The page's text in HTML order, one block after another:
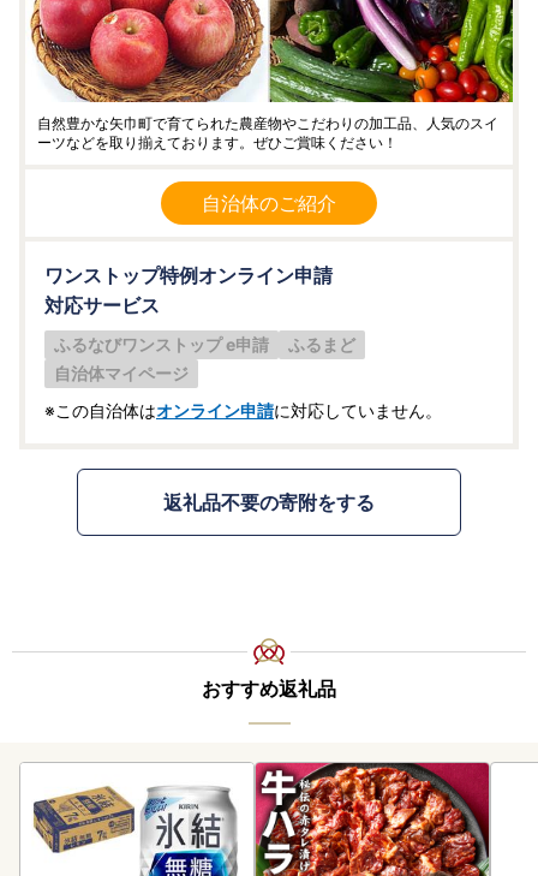
自然豊かな矢巾町で育てられた農産物やこだわりの加工品、人気のスイ
ーツなどを取り揃えております。ぜひご賞味ください！
自治体のご紹介
ワンストップ特例オンライン申請
対応サービス
ふるなびワンストップ e申請
ふるまど
自治体マイページ
※この自治体はオンライン申請に対応していません。
返礼品不要の寄附をする
おすすめ返礼品